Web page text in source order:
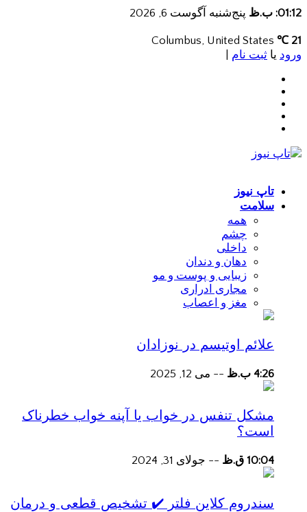
01:12: ب.ظ پنج‌شنبه آگوست 6, 2026
21 ℃
ورود یا ثبت نام
تاپ نیوز
سلامت
همه
چشم
داخلی
دهان و دندان
زیبایی و پوست و مو
مجاری ادراری
مغز و اعصاب
علائم اوتیسم در نوزادان
4:26 ب.ظ -- می 12, 2025
مشکل تنفس در خواب یا آپنه خواب خطرناک
است؟
10:04 ق.ظ -- جولای 31, 2024
سندروم کلاین فلتر ✔️ تشخیص قطعی و درمان